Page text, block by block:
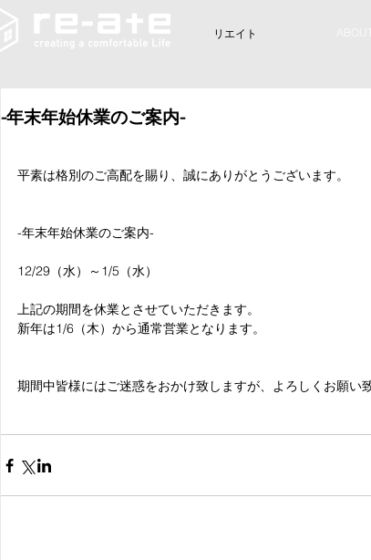
リエイト
-年末年始休業のご案内-
平素は格別のご高配を賜り、誠にありがとうございます。
-年末年始休業のご案内-
12/29（水）～1/5（水）
上記の期間を休業とさせていただきます。
新年は1/6（木）から通常営業となります。
期間中皆様にはご迷惑をおかけ致しますが、よろしくお願い